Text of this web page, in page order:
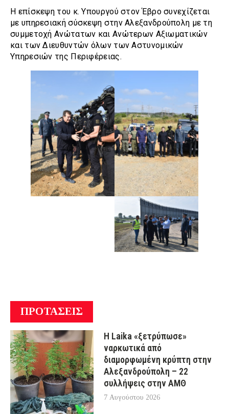
Η επίσκεψη του κ. Υπουργού στον Έβρο συνεχίζεται
με υπηρεσιακή σύσκεψη στην Αλεξανδρούπολη με τη
συμμετοχή Ανώτατων και Ανώτερων Αξιωματικών
και των Διευθυντών όλων των Αστυνομικών
Υπηρεσιών της Περιφέρειας.
ΠΡΟΤΑΣΕΙΣ
Η Laika «ξετρύπωσε»
ναρκωτικά από
διαμορφωμένη κρύπτη στην
Αλεξανδρούπολη – 22
συλλήψεις στην ΑΜΘ
7 Αυγούστου 2026